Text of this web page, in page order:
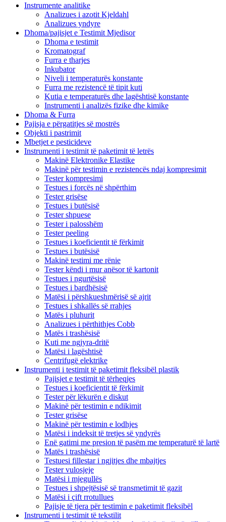
Instrumente analitike
Analizues i azotit Kjeldahl
Analizues yndyre
Dhoma/pajisjet e Testimit Mjedisor
Dhoma e testimit
Kromatograf
Furra e tharjes
Inkubator
Niveli i temperaturës konstante
Furra me rezistencë të tipit kuti
Kutia e temperaturës dhe lagështisë konstante
Instrumenti i analizës fizike dhe kimike
Dhoma & Furra
Pajisja e përgatitjes së mostrës
Objekti i pastrimit
Mbetjet e pesticideve
Instrumenti i testimit të paketimit të letrës
Makinë Elektronike Elastike
Makinë për testimin e rezistencës ndaj kompresimit
Tester kompresimi
Testues i forcës në shpërthim
Tester grisëse
Testues i butësisë
Tester shpuese
Tester i palosshëm
Tester peeling
Testues i koeficientit të fërkimit
Testues i butësisë
Makinë testimi me rënie
Tester këndi i mur anësor të kartonit
Testues i ngurtësisë
Testues i bardhësisë
Matësi i përshkueshmërisë së ajrit
Testues i shkallës së rrahjes
Matës i pluhurit
Analizues i përthithjes Cobb
Matës i trashësisë
Kuti me ngjyra-dritë
Matësi i lagështisë
Centrifugë elektrike
Instrumenti i testimit të paketimit fleksibël plastik
Pajisjet e testimit të tërheqjes
Testues i koeficientit të fërkimit
Tester për lëkurën e diskut
Makinë për testimin e ndikimit
Tester grisëse
Makinë për testimin e lodhjes
Matësi i indeksit të tretjes së yndyrës
Enë gatimi me presion të pasëm me temperaturë të lartë
Matës i trashësisë
Testuesi fillestar i ngjitjes dhe mbajtjes
Tester vulosjeje
Matësi i mjegullës
Testues i shpejtësisë së transmetimit të gazit
Matësi i çift rrotullues
Pajisje të tjera për testimin e paketimit fleksibël
Instrumenti i testimit të tekstilit